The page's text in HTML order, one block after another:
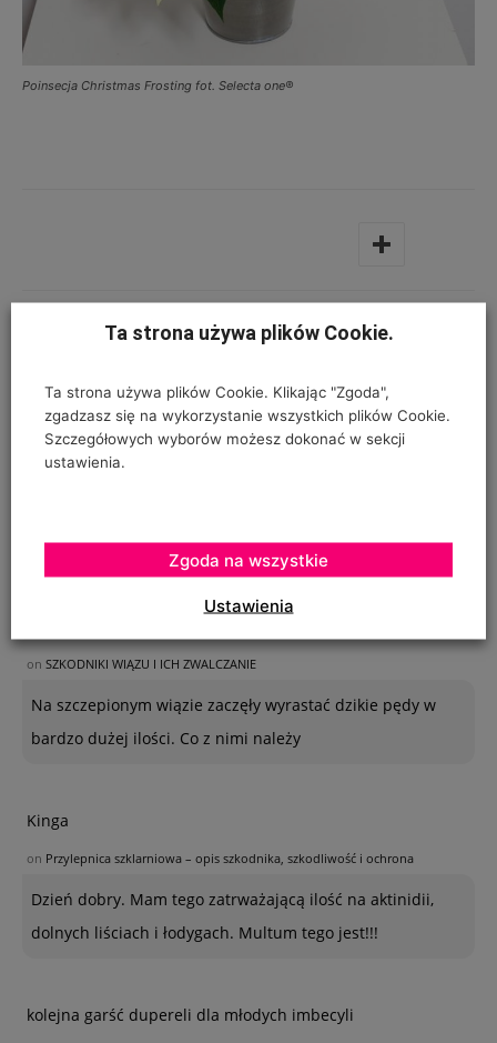
Poinsecja Christmas Frosting fot. Selecta one®
Warzywa z tytułem
Innowacyjny Produkt
Ogrodniczy 2019
pętlę obiegu surowców
OSTATNIE KOMENTARZE
on SZKODNIKI WIĄZU I ICH ZWALCZANIE
Na szczepionym wiązie zaczęły wyrastać dzikie pędy w
bardzo dużej ilości. Co z nimi należy
Kinga
on Przylepnica szklarniowa – opis szkodnika, szkodliwość i ochrona
Dzień dobry. Mam tego zatrważającą ilość na aktinidii,
dolnych liściach i łodygach. Multum tego jest!!!
kolejna garść dupereli dla młodych imbecyli
Ta strona używa plików Cookie.
Ta strona używa plików Cookie. Klikając "Zgoda",
zgadzasz się na wykorzystanie wszystkich plików Cookie.
Szczegółowych wyborów możesz dokonać w sekcji
ustawienia.
Ustawienia
Zgoda na wszystkie